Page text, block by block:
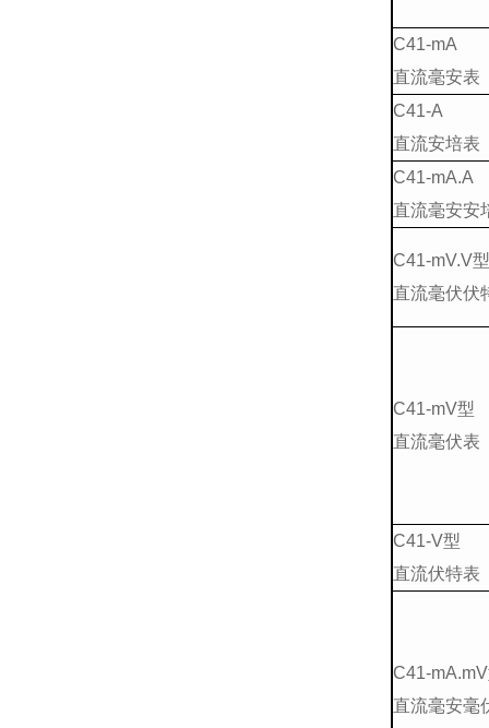
C41-mA
直流毫安表
C41-A
直流安培表
C41-mA.A
直流毫安安
C41-mV.V
直流毫伏伏
C41-mV型
直流毫伏表
C41-V型
直流伏特表
C41-
直流毫安毫